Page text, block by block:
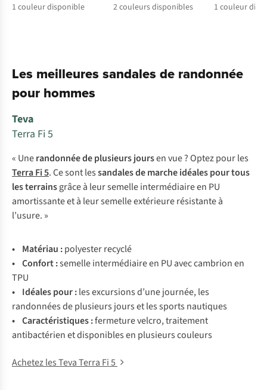
1 couleur disponible 2couleurs disponibles
1 couleur
Les meilleures sandales de randonnée
pour hommes
Teva
Terra Fi 5
« Unerandonnée de plusieurs joursen vue ? Optez pour les
Terra Fi 5. Ce sont lessandales de marche idéales pour tous
les terrainsgrâce à leur semelle intermédiaire en PU
amortissante et à leur semelle extérieure résistante à
l’usure. »
• Matériau :polyester recyclé
• Confort :semelle intermédiaire en PU avec cambrion en
TPU
• Idéales pour :les excursions d’une journée, les
randonnées de plusieurs jours et les sports nautiques
• Caractéristiques :fermeture velcro, traitement
antibactérien et disponibles en plusieurs couleurs
Achetez les Teva Terra Fi 5